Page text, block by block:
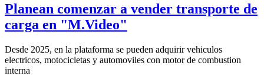
Planean comenzar a vender transporte de
carga en "M.Video"
Desde 2025, en la plataforma se pueden adquirir vehiculos
electricos, motocicletas y automoviles con motor de combustion
interna